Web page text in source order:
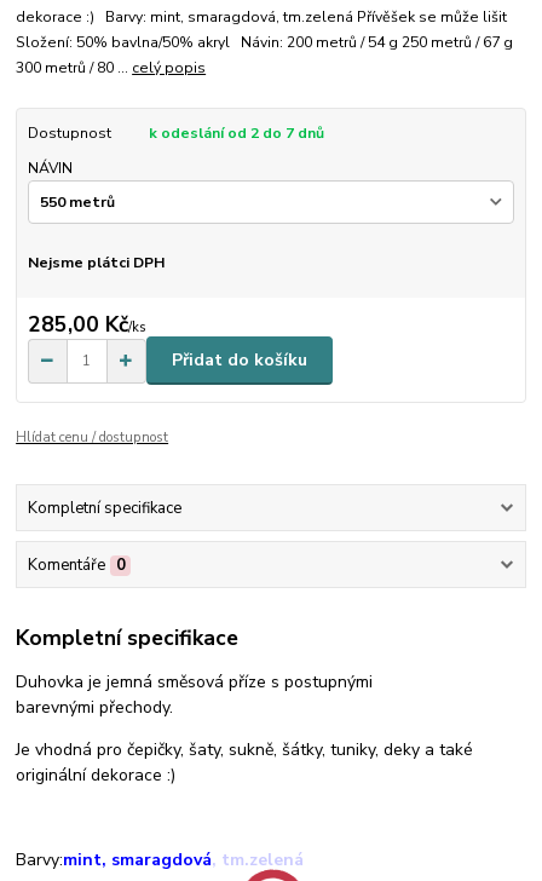
dekorace :) Barvy: mint, smaragdová, tm.zelená Přívěšek se může lišit
Složení: 50% bavlna/50% akryl Návin: 200 metrů / 54 g 250 metrů / 67 g
300 metrů / 80 ... celý popis
Dostupnost
k odeslání od 2 do 7 dnů
NÁVIN
Nejsme plátci DPH
285,00 Kč/ks
Přidat do košíku
Hlídat cenu / dostupnost
Kompletní specifikace
Komentáře 0
Kompletní specifikace
Duhovka je jemná směsová příze s postupnými
barevnými přechody.
Je vhodná pro čepičky, šaty, sukně, šátky, tuniky, deky a také
originální dekorace :)
Barvy:mint, smaragdová, tm.zelená